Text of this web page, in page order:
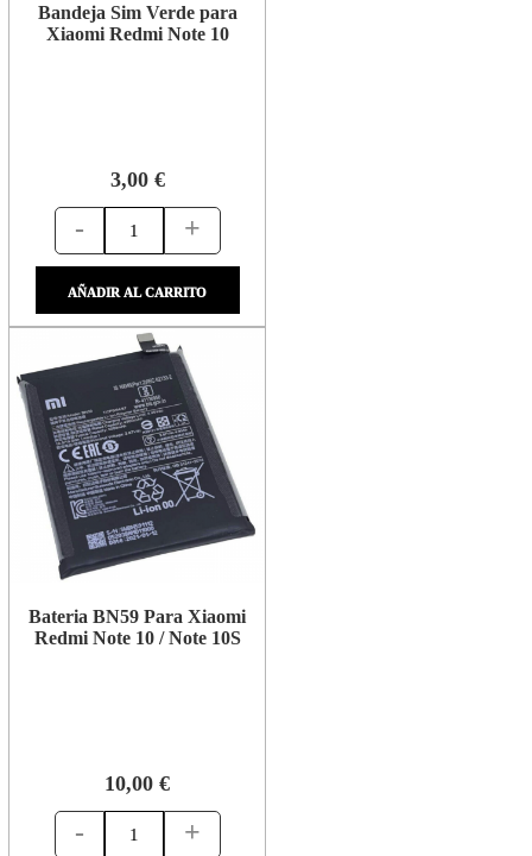
Bandeja Sim Verde para
Xiaomi Redmi Note 10
3,00 €
- +
AÑADIR AL CARRITO
Bateria BN59 Para Xiaomi
Redmi Note 10 / Note 10S
10,00 €
- +